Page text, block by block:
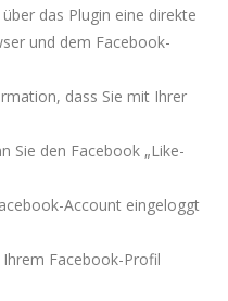
das Plugin eine direkte
und dem Facebook-
dass Sie mit Ihrer
Sie den Facebook „Like-
Account eingeloggt
Facebook-Profil